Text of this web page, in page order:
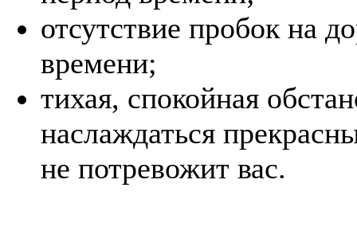
отсутствие пробок на
времени;
тихая, спокойная
наслаждаться
не потревожит вас.